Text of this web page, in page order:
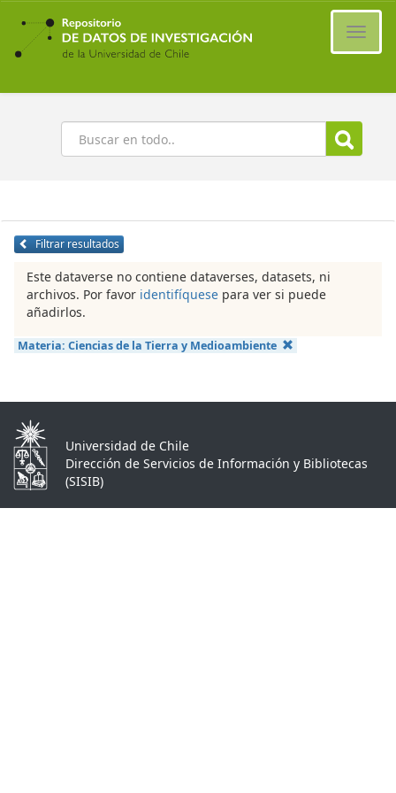
Ir
contenido
principal
Buscar
Filtrar resultados
Este dataverse no contiene dataverses, datasets, ni
archivos. Por favor identifíquese para ver si puede
añadirlos.
Materia: Ciencias de la Tierra y Medioambiente
Universidad de Chile
Dirección de Servicios de Información y Bibliotecas
(SISIB)